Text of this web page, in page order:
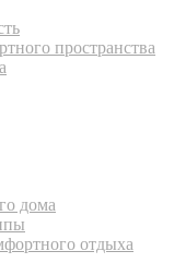
пространства
дома
отдыха